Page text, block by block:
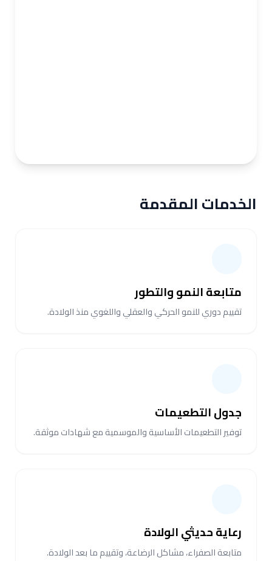
الخدمات المقدمة
متابعة النمو والتطور
تقييم دوري للنمو الحركي والعقلي واللغوي منذ الولادة.
جدول التطعيمات
توفير التطعيمات الأساسية والموسمية مع شهادات موثقة.
رعاية حديثي الولادة
متابعة الصفراء، مشاكل الرضاعة، وتقييم ما بعد الولادة.